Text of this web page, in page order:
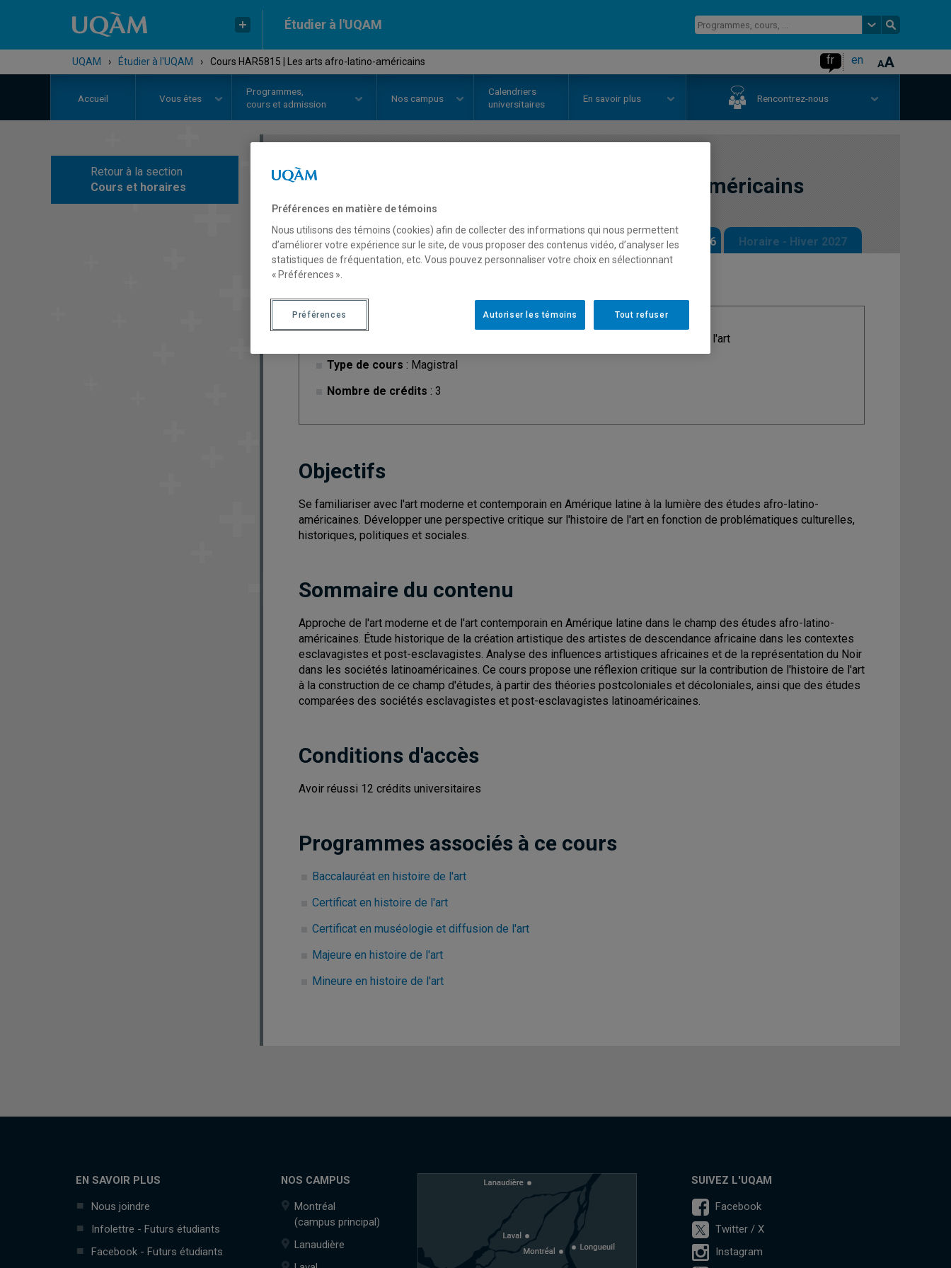
Étudier à l'UQAM
UQAM › Étudier à l'UQAM › Cours HAR5815 | Les arts afro-latino-américains fr en
Accueil Vous êtes
Programmes,
cours et admission
Nos campus
Calendriers
universitaires
En savoir plus Rencontrez-nous
Retour à la section
Cours et horaires
COURS Les arts afro-latino-américains
Description Horaire - Été 2026 Horaire - Automne 2026 Horaire - Hiver 2027
Type de cours : Magistral
Nombre de crédits : 3
: Histoire de l'art
Objectifs
Se familiariser avec l'art moderne et contemporain en Amérique latine à la lumière des études afro-latino-
américaines. Développer une perspective critique sur l'histoire de l'art en fonction de problématiques culturelles,
historiques, politiques et sociales.
Sommaire du contenu
Approche de l'art moderne et de l'art contemporain en Amérique latine dans le champ des études afro-latino-
américaines. Étude historique de la création artistique des artistes de descendance africaine dans les contextes
esclavagistes et post-esclavagistes. Analyse des influences artistiques africaines et de la représentation du Noir
dans les sociétés latinoaméricaines. Ce cours propose une réflexion critique sur la contribution de l'histoire de l'art
à la construction de ce champ d'études, à partir des théories postcoloniales et décoloniales, ainsi que des études
comparées des sociétés esclavagistes et post-esclavagistes latinoaméricaines.
Conditions d'accès
Avoir réussi 12 crédits universitaires
Programmes associés à ce cours
Baccalauréat en histoire de l'art
Certificat en histoire de l'art
Certificat en muséologie et diffusion de l'art
Majeure en histoire de l'art
Mineure en histoire de l'art
EN SAVOIR PLUS
Nous joindre
Infolettre - Futurs étudiants
Facebook - Futurs étudiants
NOS CAMPUS
Montréal
(campus principal)
Lanaudière
SUIVEZ L'UQAM
Facebook
Twitter / X
Instagram
Préférences en matière de témoins
Nous utilisons des témoins (cookies) afin de collecter des informations qui nous permettent
d’améliorer votre expérience sur le site, de vous proposer des contenus vidéo, d’analyser les
statistiques de fréquentation, etc. Vous pouvez personnaliser votre choix en sélectionnant
« Préférences ».
Tout refuser
Autoriser les témoins
Préférences